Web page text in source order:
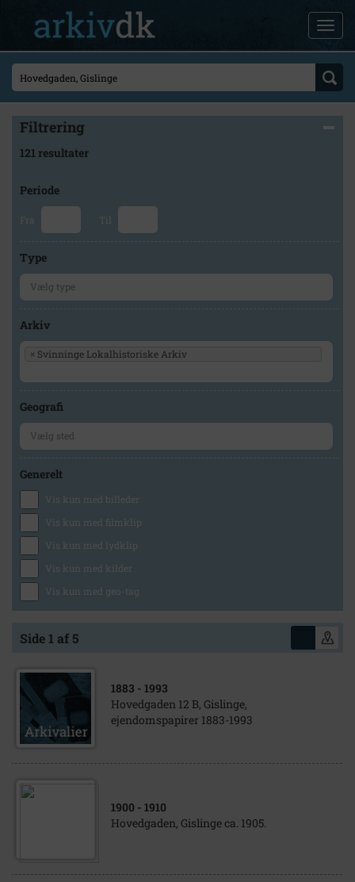
Filtrering
121 resultater
Periode
Fra Til
Type
Arkiv
× Svinninge Lokalhistoriske Arkiv
Geografi
Generelt
Vis kun med billeder
Vis kun med filmklip
Vis kun med lydklip
Vis kun med kilder
Vis kun med geo-tag
Side 1 af 5
1883 - 1993
Hovedgaden 12 B, Gislinge,
ejendomspapirer 1883-1993
1900 - 1910
Hovedgaden, Gislinge ca. 1905.